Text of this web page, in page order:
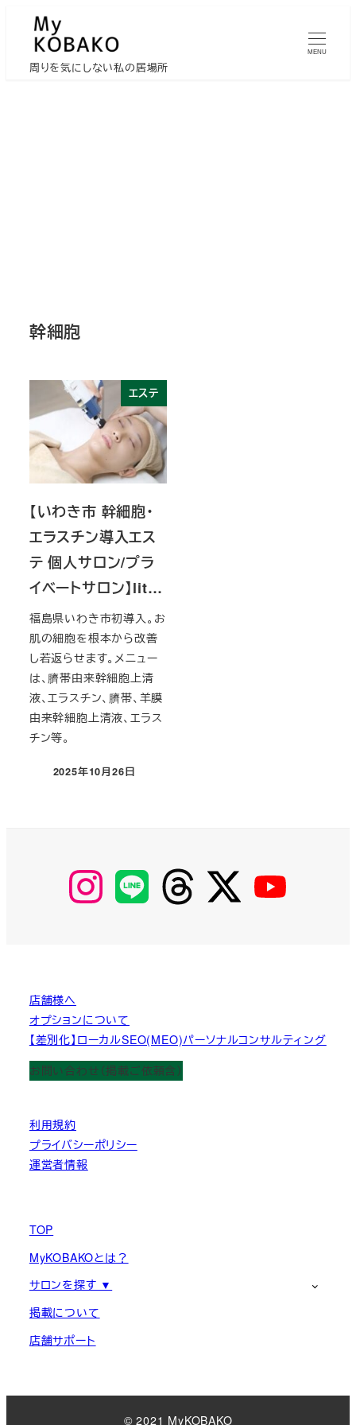
周りを気にしない私の居場所
MENU
幹細胞
エステ
【いわき市 幹細胞・
エラスチン導入エス
テ 個人サロン/プラ
イベートサロン】lit…
福島県いわき市初導入。お
肌の細胞を根本から改善
し若返らせます。メニュー
は、臍帯由来幹細胞上清
液、エラスチン、臍帯、羊膜
由来幹細胞上清液、エラス
チン等。
投稿日
2025年10月26日
【Instagram】
MyKOBAKO
【LINE】 【threads】 【Twitter】
店舗様へ
オプションについて
【差別化】ローカルSEO(MEO)パーソナルコンサルティング
お問い合わせ（掲載ご依頼含）
利用規約
プライバシーポリシー
運営者情報
TOP
MyKOBAKOとは？
サロンを探す ▼
掲載について
店舗サポート
© 2021 MyKOBAKO